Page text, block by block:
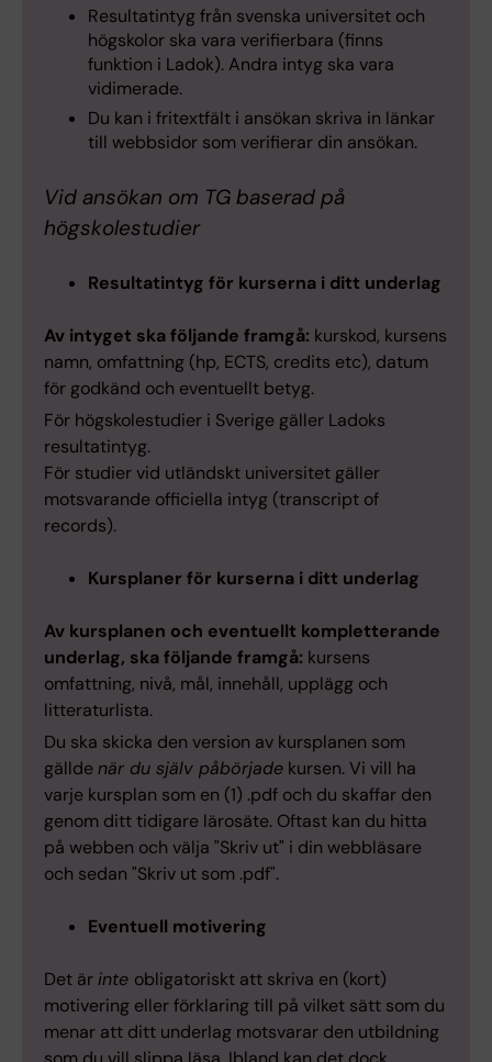
Resultatintyg från svenska universitet och
högskolor ska vara verifierbara (finns
funktion i Ladok). Andra intyg ska vara
vidimerade.
Du kan i fritextfält i ansökan skriva in länkar
till webbsidor som verifierar din ansökan.
Vid ansökan om TG baserad på
högskolestudier
Resultatintyg för kurserna i ditt underlag
Av intyget ska följande framgå: kurskod, kursens
namn, omfattning (hp, ECTS, credits etc), datum
för godkänd och eventuellt betyg.
För högskolestudier i Sverige gäller Ladoks
resultatintyg.
För studier vid utländskt universitet gäller
motsvarande officiella intyg (transcript of
records).
Kursplaner för kurserna i ditt underlag
Av kursplanen och eventuellt kompletterande
underlag, ska följande framgå: kursens
omfattning, nivå, mål, innehåll, upplägg och
litteraturlista.
Du ska skicka den version av kursplanen som
gälldenär du själv påbörjade kursen. Vi vill ha
varje kursplan som en (1) .pdf och du skaffar den
genom ditt tidigare lärosäte. Oftast kan du hitta
på webben och välja "Skriv ut" i din webbläsare
och sedan "Skriv ut som .pdf".
Eventuell motivering
Det ärinte obligatoriskt att skriva en (kort)
motivering eller förklaring till på vilket sätt som du
menar att ditt underlag motsvarar den utbildning